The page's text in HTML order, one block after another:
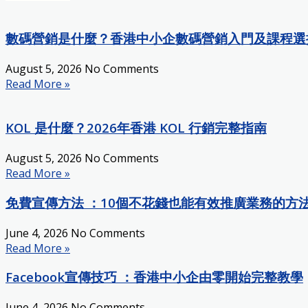
數碼營銷是什麼？香港中小企數碼營銷入門及課程
August 5, 2026 No Comments
Read More »
KOL 是什麼？2026年香港 KOL 行銷完整指南
August 5, 2026 No Comments
Read More »
免費宣傳方法 ：10個不花錢也能有效推廣業務的方
June 4, 2026 No Comments
Read More »
Facebook宣傳技巧 ：香港中小企由零開始完整教學